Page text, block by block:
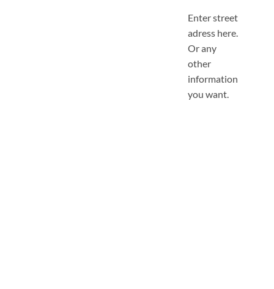
Enter street
adress here.
Or any
other
information
you want.